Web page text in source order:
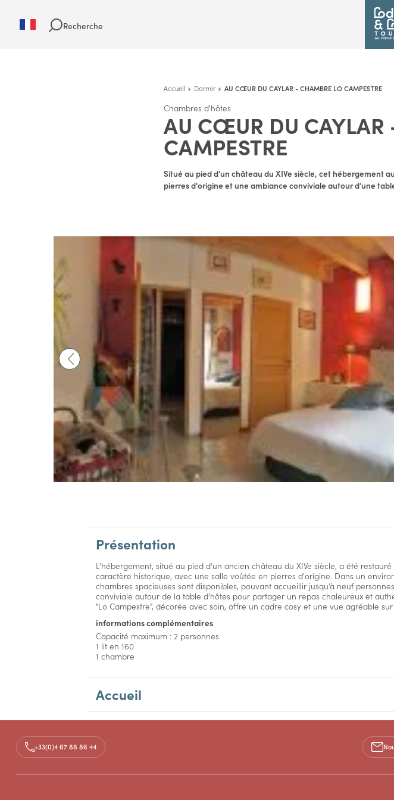
Recherche
Accueil Dormir AU CŒUR DU CAYLAR - CHAMBRE LO CAMPESTRE
Chambres d'hôtes
AU CŒUR DU CAYLAR
CAMPESTRE
Situé au pied d’un château du XIVe siècle, cet hébergement
pierres d'origine et une ambiance conviviale autour d’une
Présentation
L’hébergement, situé au pied d’un ancien château du XIVe siècle, a été
caractère historique, avec une salle voûtée en pierres d'origine. Dans un
chambres spacieuses sont disponibles, pouvant accueillir jusqu’à neuf
conviviale autour de la table d’hôtes pour partager un repas chaleureux et
"Lo Campestre", décorée avec soin, offre un cadre cosy et une vue agréable
informations complémentaires
Capacité maximum : 2 personnes
1 lit en 160
1 chambre
Accueil
Tarifs
+33(0)4 67 88 86 44